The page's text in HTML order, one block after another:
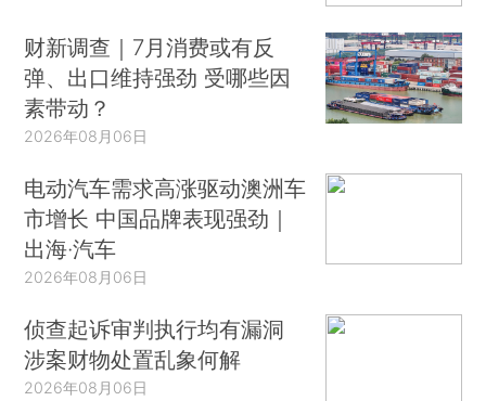
财新调查｜7月消费或有反
弹、出口维持强劲 受哪些因
素带动？
2026年08月06日
电动汽车需求高涨驱动澳洲车
市增长 中国品牌表现强劲｜
出海·汽车
2026年08月06日
侦查起诉审判执行均有漏洞
涉案财物处置乱象何解
2026年08月06日